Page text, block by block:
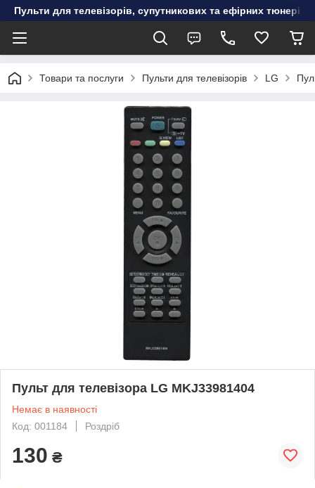
Пульти для телевізорів, супутникових та ефірних тюнерів,
Товари та послуги Пульти для телевізорів LG
Пульт для телевізора LG MKJ33981404
Немає в наявності
Код: 001184
Роздріб
130 ₴